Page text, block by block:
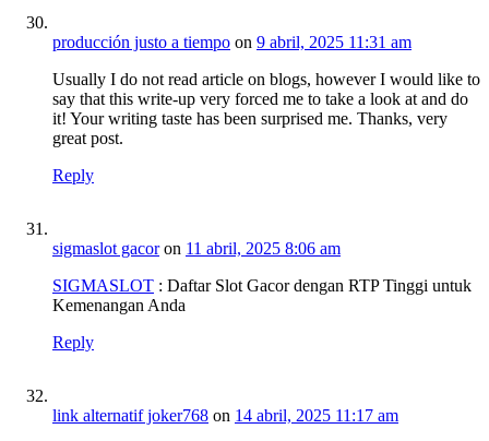
producción justo a tiempo on 9 abril, 2025 11:31 am
Usually I do not read article on blogs, however I would like to
say that this write-up very forced me to take a look at and do
it! Your writing taste has been surprised me. Thanks, very
great post.
Reply
sigmaslot gacoron 11 abril, 2025 8:06 am
SIGMASLOT : Daftar Slot Gacor dengan RTP Tinggi untuk
Kemenangan Anda
Reply
link alternatif joker768 on 14 abril, 2025 11:17 am